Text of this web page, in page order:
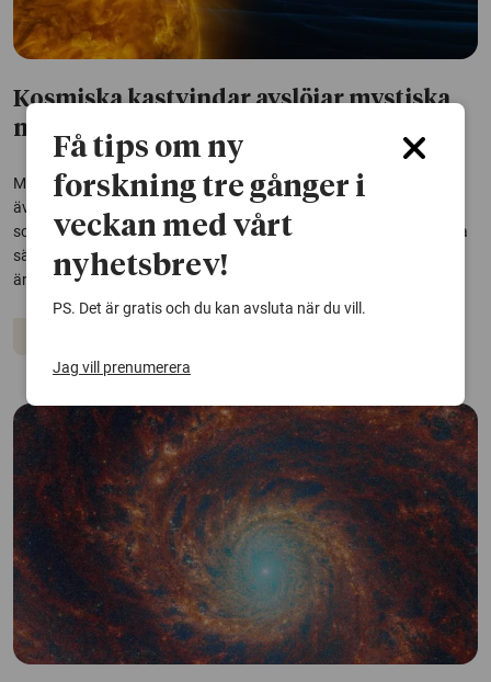
Kosmiska kastvindar avslöjar mystiska
magnetfält
Magnetfält finns inte bara i vårt solsystem. En ny studie visar att
även avlägsna exoplaneter har tydliga spår av magnetism – något
som tidigare inte har kunnat observeras. Resultaten öppnar för nya
sätt att studera främmande världar och kanske hitta planeter som
är beboeliga.
Få tips om ny
forskning tre gånger i
veckan med vårt
nyhetsbrev!
PS. Det är gratis och du kan avsluta när du vill.
Jag vill prenumerera